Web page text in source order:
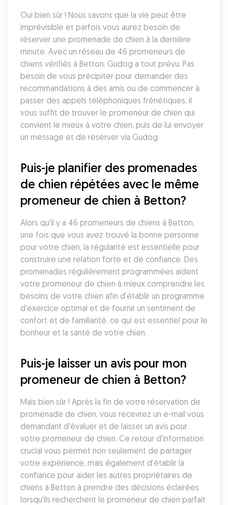
Oui bien sûr ! Nous savons que la vie peut être
imprévisible et parfois vous aurez besoin de
réserver une promenade de chien à la dernière
minute. Avec un réseau de 46 promeneurs de
chiens vérifiés à Betton, Gudog a tout prévu. Pas
besoin de vous précipiter pour demander des
recommandations à des amis ou de commencer à
passer des appels téléphoniques frénétiques, il
vous suffit de trouver le promeneur de chien qui
convient le mieux à votre chien, puis de lui envoyer
un message et de réserver via Gudog.
Puis-je planifier des promenades
de chien répétées avec le même
promeneur de chien à Betton?
Alors qu'il y a 46 promeneurs de chiens à Betton,
une fois que vous avez trouvé la bonne personne
pour votre chien, la régularité est essentielle pour
construire une relation forte et de confiance. Des
promenades régulièrement programmées aident
votre promeneur de chien à mieux comprendre les
besoins de votre chien afin d'établir un programme
d'exercice optimal et de fournir un sentiment de
confort et de familiarité, ce qui est essentiel pour le
bonheur et la santé de votre chien.
Puis-je laisser un avis pour mon
promeneur de chien à Betton?
Mais bien sûr ! Après la fin de votre réservation de
promenade de chien, vous recevrez un e-mail vous
demandant d'évaluer et de laisser un avis pour
votre promeneur de chien. Ce retour d'information
crucial vous permet non seulement de partager
votre expérience, mais également d'établir la
confiance pour aider les autres propriétaires de
chiens à Betton à prendre des décisions éclairées
lorsqu'ils recherchent le promeneur de chien parfait